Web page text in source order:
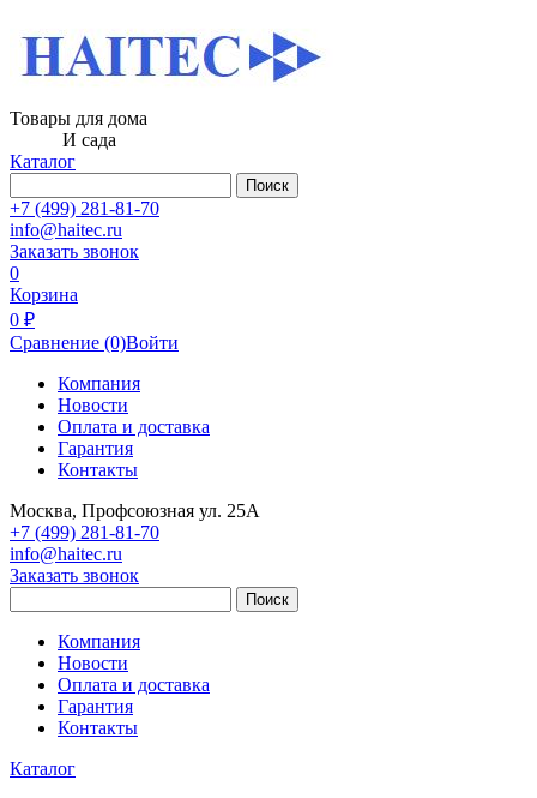
Товары для дома
И сада
Каталог
Поиск
+7 (499) 281-81-70
info@haitec.ru
Заказать звонок
0
Корзина
0 ₽
Сравнение (0)Войти
Компания
Новости
Оплата и доставка
Гарантия
Контакты
Москва, Профсоюзная ул. 25А
+7 (499) 281-81-70
info@haitec.ru
Заказать звонок
Поиск
Компания
Новости
Оплата и доставка
Гарантия
Контакты
Каталог